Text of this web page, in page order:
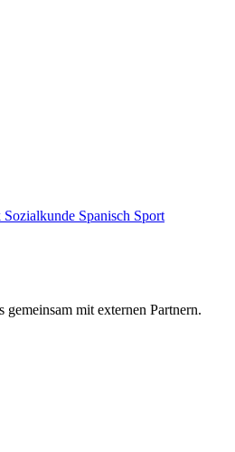
Sozialkunde Spanisch Sport
mit externen Partnern.